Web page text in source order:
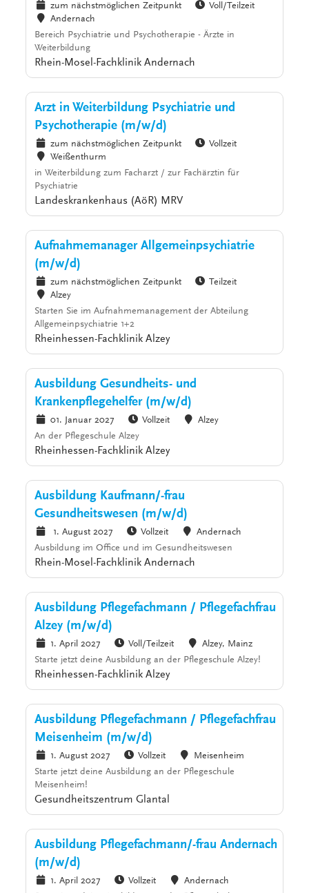
zum nächstmöglichen Zeitpunkt
Voll/Teilzeit
Andernach
Bereich Psychiatrie und Psychotherapie - Ärzte in
Weiterbildung
Rhein-Mosel-Fachklinik Andernach
Arzt in Weiterbildung Psychiatrie und
Psychotherapie (m/w/d)
zum nächstmöglichen Zeitpunkt
Vollzeit
Weißenthurm
in Weiterbildung zum Facharzt / zur Fachärztin für
Psychiatrie
Landeskrankenhaus (AöR) MRV
Aufnahmemanager Allgemeinpsychiatrie
(m/w/d)
zum nächstmöglichen Zeitpunkt
Teilzeit
Alzey
Starten Sie im Aufnahmemanagement der Abteilung
Allgemeinpsychiatrie 1+2
Rheinhessen-Fachklinik Alzey
Ausbildung Gesundheits- und
Krankenpflegehelfer (m/w/d)
01. Januar 2027 Vollzeit
Alzey
An der Pflegeschule Alzey
Rheinhessen-Fachklinik Alzey
Ausbildung Kaufmann/-frau
Gesundheitswesen (m/w/d)
1. August 2027 Vollzeit
Andernach
Ausbildung im Office und im Gesundheitswesen
Rhein-Mosel-Fachklinik Andernach
Ausbildung Pflegefachmann / Pflegefachfrau
Alzey (m/w/d)
1. April 2027 Voll/Teilzeit
Alzey, Mainz
Starte jetzt deine Ausbildung an der Pflegeschule Alzey!
Rheinhessen-Fachklinik Alzey
Ausbildung Pflegefachmann / Pflegefachfrau
Meisenheim (m/w/d)
1. August 2027 Vollzeit
Meisenheim
Starte jetzt deine Ausbildung an der Pflegeschule
Meisenheim!
Gesundheitszentrum Glantal
Ausbildung Pflegefachmann/-frau Andernach
(m/w/d)
1. April 2027 Vollzeit
Andernach